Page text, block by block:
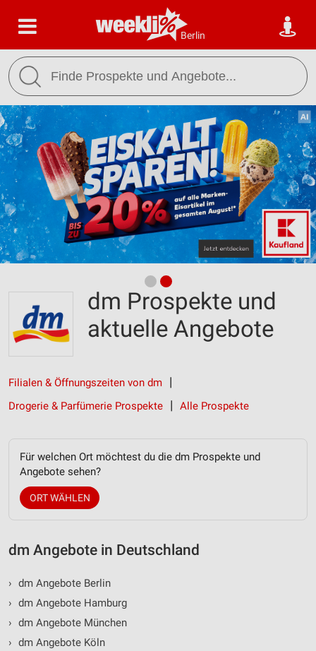
Berlin
dm Prospekte und
aktuelle Angebote
Filialen & Öffnungszeiten von dm
Drogerie & Parfümerie Prospekte
Alle Prospekte
Für welchen Ort möchtest du die dm Prospekte und
Angebote sehen?
ORT WÄHLEN
dm Angebote in Deutschland
› dm Angebote Berlin
› dm Angebote Hamburg
› dm Angebote München
› dm Angebote Köln